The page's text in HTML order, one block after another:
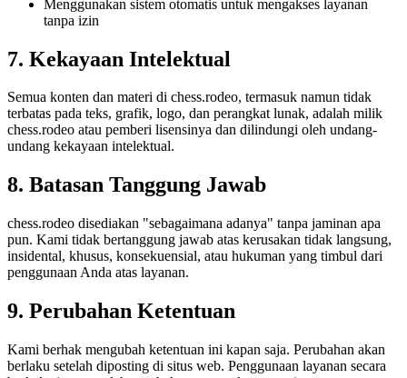
Menggunakan sistem otomatis untuk mengakses layanan
tanpa izin
7. Kekayaan Intelektual
Semua konten dan materi di chess.rodeo, termasuk namun tidak
terbatas pada teks, grafik, logo, dan perangkat lunak, adalah milik
chess.rodeo atau pemberi lisensinya dan dilindungi oleh undang-
undang kekayaan intelektual.
8. Batasan Tanggung Jawab
chess.rodeo disediakan "sebagaimana adanya" tanpa jaminan apa
pun. Kami tidak bertanggung jawab atas kerusakan tidak langsung,
insidental, khusus, konsekuensial, atau hukuman yang timbul dari
penggunaan Anda atas layanan.
9. Perubahan Ketentuan
Kami berhak mengubah ketentuan ini kapan saja. Perubahan akan
berlaku setelah diposting di situs web. Penggunaan layanan secara